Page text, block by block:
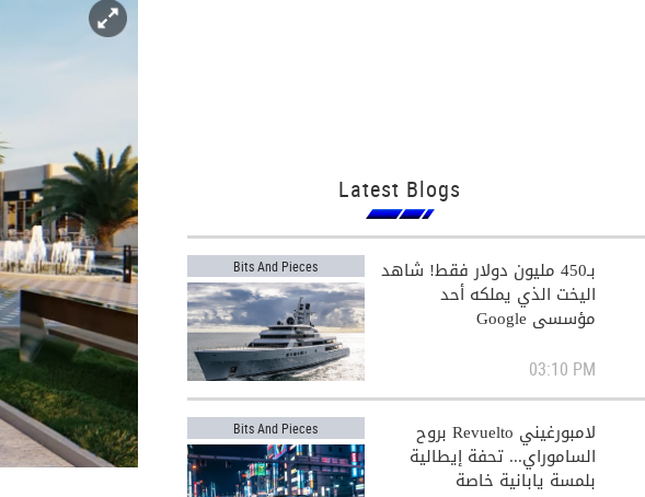
Latest Blogs
Bits And Pieces بـ450 مليون دولار فقط! شاهد
اليخت الذي يملكه أحد
مؤسسي Google
03:10 PM
Bits And Pieces لامبورغيني Revuelto بروح
الساموراي... تحفة إيطالية
بلمسة يابانية خاصة